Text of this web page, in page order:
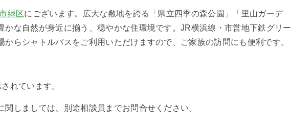
緑区にございます。広大な敷地を誇る「県立四季の森公園」「里山ガーデ
かな自然が身近に揃う、穏やかな住環境です。JR横浜線・市営地下鉄グリー
らシャトルバスをご利用いただけますので、ご家族の訪問にも便利です。
れています。
しましては、別途相談員までお問合せください。